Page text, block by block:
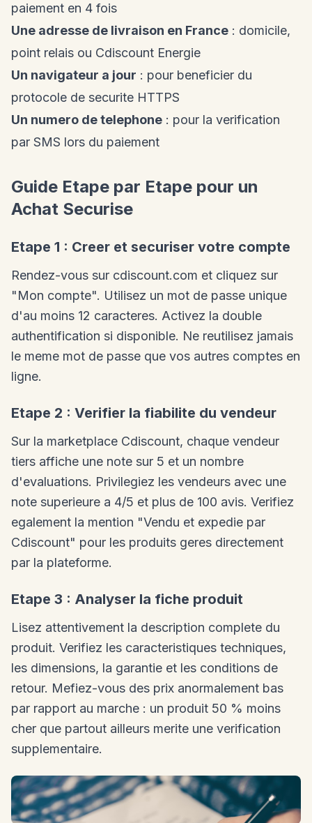
paiement en 4 fois
Une adresse de livraison en France : domicile,
point relais ou Cdiscount Energie
Un navigateur a jour : pour beneficier du
protocole de securite HTTPS
Un numero de telephone : pour la verification
par SMS lors du paiement
Guide Etape par Etape pour un
Achat Securise
Etape 1 : Creer et securiser votre compte
Rendez-vous sur cdiscount.com et cliquez sur
"Mon compte". Utilisez un mot de passe unique
d'au moins 12 caracteres. Activez la double
authentification si disponible. Ne reutilisez jamais
le meme mot de passe que vos autres comptes en
ligne.
Etape 2 : Verifier la fiabilite du vendeur
Sur la marketplace Cdiscount, chaque vendeur
tiers affiche une note sur 5 et un nombre
d'evaluations. Privilegiez les vendeurs avec une
note superieure a 4/5 et plus de 100 avis. Verifiez
egalement la mention "Vendu et expedie par
Cdiscount" pour les produits geres directement
par la plateforme.
Etape 3 : Analyser la fiche produit
Lisez attentivement la description complete du
produit. Verifiez les caracteristiques techniques,
les dimensions, la garantie et les conditions de
retour. Mefiez-vous des prix anormalement bas
par rapport au marche : un produit 50 % moins
cher que partout ailleurs merite une verification
supplementaire.